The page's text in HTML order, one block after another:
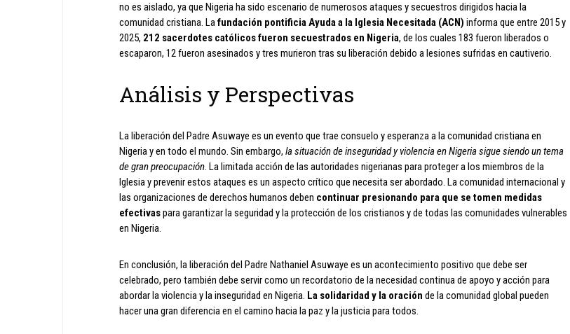
no es aislado, ya que Nigeria ha sido escenario de numerosos ataques y secuestros dirigidos hacia la
comunidad cristiana. Lafundación pontificia Ayuda a la Iglesia Necesitada (ACN) informa que entre 2015 y
2025, 212 sacerdotes católicos fueron secuestrados en Nigeria, de los cuales 183 fueron liberados o
escaparon, 12 fueron asesinados y tres murieron tras su liberación debido a lesiones sufridas en cautiverio.
Análisis y Perspectivas
La liberación del Padre Asuwaye es un evento que trae consuelo y esperanza a la comunidad cristiana en
Nigeria y en todo el mundo. Sin embargo, la situación de inseguridad y violencia en Nigeria sigue siendo un tema
de gran preocupación. La limitada acción de las autoridades nigerianas para proteger a los miembros de la
Iglesia y prevenir estos ataques es un aspecto crítico que necesita ser abordado. La comunidad internacional y
las organizaciones de derechos humanos deben continuar presionando para que se tomen medidas
efectivaspara garantizar la seguridad y la protección de los cristianos y de todas las comunidades vulnerables
en Nigeria.
En conclusión, la liberación del Padre Nathaniel Asuwaye es un acontecimiento positivo que debe ser
celebrado, pero también debe servir como un recordatorio de la necesidad continua de apoyo y acción para
abordar la violencia y la inseguridad en Nigeria. La solidaridad y la oración de la comunidad global pueden
hacer una gran diferencia en el camino hacia la paz y la justicia para todos.